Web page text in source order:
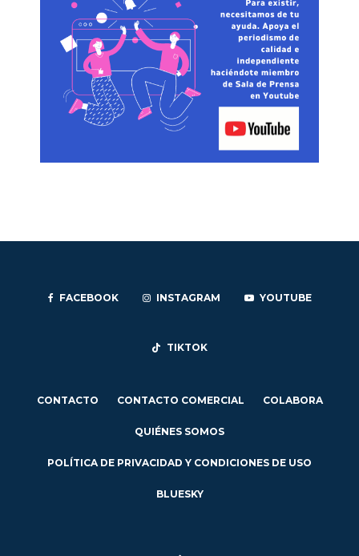
FACEBOOK INSTAGRAM YOUTUBE
TIKTOK
CONTACTO CONTACTO COMERCIAL COLABORA
QUIÉNES SOMOS
POLÍTICA DE PRIVACIDAD Y CONDICIONES DE USO
BLUESKY